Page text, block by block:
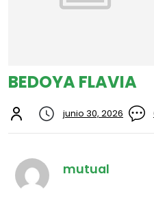
BEDOYA FLAVIA
junio 30, 2026
mutual